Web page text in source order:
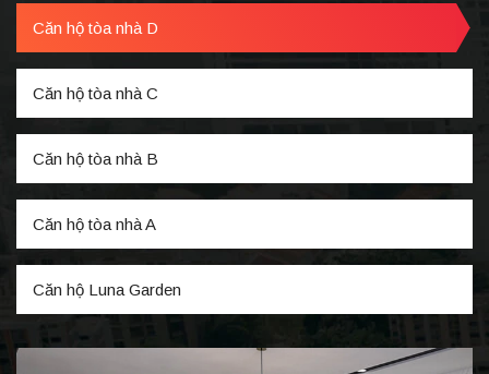
Căn hộ tòa nhà D
Căn hộ tòa nhà C
Căn hộ tòa nhà B
Căn hộ tòa nhà A
Căn hộ Luna Garden